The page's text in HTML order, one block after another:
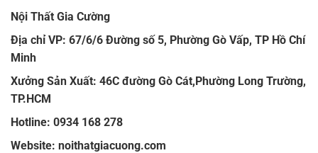
Nội Thất Gia Cường
Địa chỉ VP: 67/6/6 Đường số 5, Phường Gò Vấp, TP Hồ Chí
Minh
Xưởng Sản Xuất: 46C đường Gò Cát,Phường Long Trường,
TP.HCM
Hotline: 0934 168 278
Website: noithatgiacuong.com